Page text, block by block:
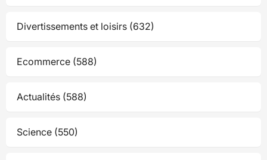
Divertissements et loisirs (632)
Ecommerce (588)
Actualités (588)
Science (550)